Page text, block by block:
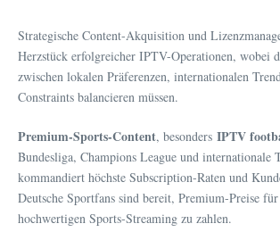
Strategische Content-Akquisition und
Herzstück erfolgreicher IPTV-Operationen, wobei
zwischen lokalen Präferenzen, internationalen
Constraints balancieren müssen.
Premium-Sports-Content, besonders IPTV
Bundesliga, Champions League und internationale
kommandiert höchste Subscription-Raten und
Deutsche Sportfans sind bereit, Premium-Preise
hochwertigen Sports-Streaming zu zahlen.